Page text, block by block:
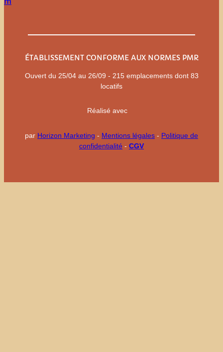
ÉTABLISSEMENT CONFORME AUX NORMES PMR
Ouvert du 25/04 au 26/09 - 215 emplacements dont 83
locatifs
Réalisé avec
par Horizon Marketing - Mentions légales - Politique de
confidentialité - CGV